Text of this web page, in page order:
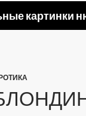
картинки